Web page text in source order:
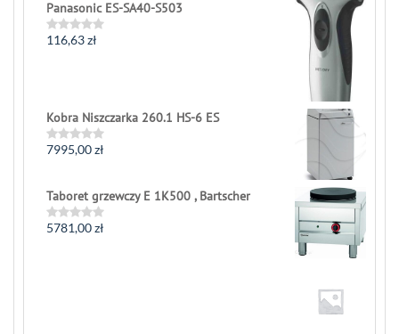
out
of
5
Panasonic ES-SA40-S503
Rated
116,63zł
Kobra Niszczarka 260.1 HS-6 ES
Rated
of
5
7995,00zł
Taboret grzewczy E 1K500 , Bartscher
Rated
5781,00zł